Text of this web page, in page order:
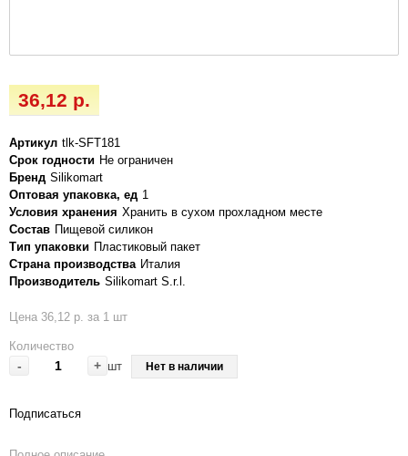
36,12 р.
Артикул tlk-SFT181
Срок годности Не ограничен
Бренд Silikomart
Оптовая упаковка, ед 1
Условия хранения Хранить в сухом прохладном месте
Состав Пищевой силикон
Тип упаковки Пластиковый пакет
Страна производства Италия
Производитель Silikomart S.r.l.
Цена 36,12 р. за 1 шт
Количество
- + шт Нет в наличии
Подписаться